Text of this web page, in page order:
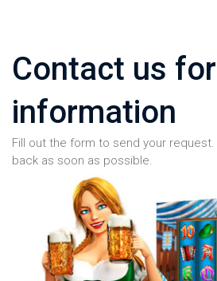
Contact us
information
Fill out the form to send your
back as soon as possible.